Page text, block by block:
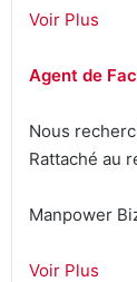
Voir Plus
Agent de
Nous
Rattaché au
Manpower
Voir Plus